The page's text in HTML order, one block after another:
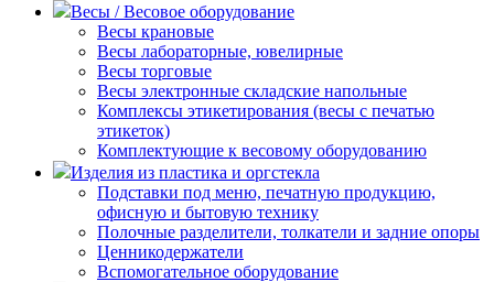
Весы / Весовое оборудование
Весы крановые
Весы лабораторные, ювелирные
Весы торговые
Весы электронные складские напольные
Комплексы этикетирования (весы с печатью
этикеток)
Комплектующие к весовому оборудованию
Изделия из пластика и оргстекла
Подставки под меню, печатную продукцию,
офисную и бытовую технику
Полочные разделители, толкатели и задние опоры
Ценникодержатели
Вспомогательное оборудование